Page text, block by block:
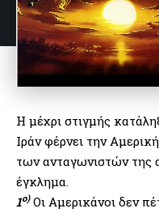
Η μέχρι στιγμής
Ιράν φέρνει την
των ανταγωνιστών της
έγκλημα.
1ο)Οι Αμερικάνοι δεν